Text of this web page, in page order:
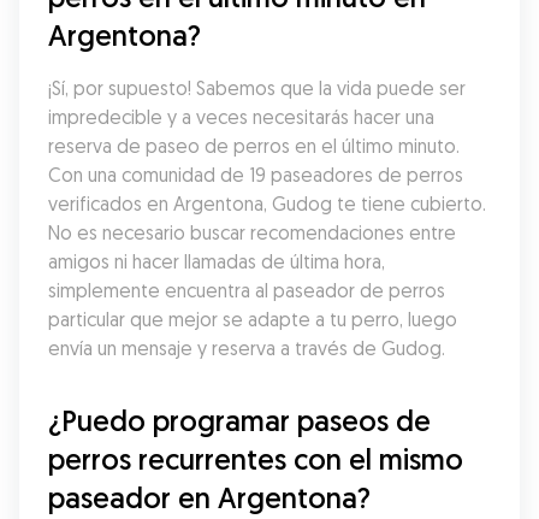
Argentona?
¡Sí, por supuesto! Sabemos que la vida puede ser
impredecible y a veces necesitarás hacer una
reserva de paseo de perros en el último minuto.
Con una comunidad de 19 paseadores de perros
verificados en Argentona, Gudog te tiene cubierto.
No es necesario buscar recomendaciones entre
amigos ni hacer llamadas de última hora,
simplemente encuentra al paseador de perros
particular que mejor se adapte a tu perro, luego
envía un mensaje y reserva a través de Gudog.
¿Puedo programar paseos de
perros recurrentes con el mismo
paseador en Argentona?